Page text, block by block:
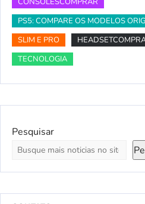
PS5: COMPARE OS MODELOS
SLIM E PRO
TECNOLOGIA
Pesquisar